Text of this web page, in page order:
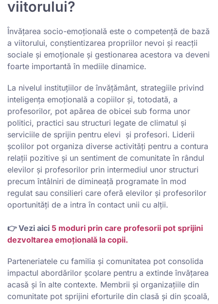
viitorului?
Învățarea socio-emoțională este o competență de bază
a viitorului, conștientizarea propriilor nevoi și reacții
sociale și emoționale și gestionarea acestora va deveni
foarte importantă în mediile dinamice.
La nivelul instituțiilor de învățământ, strategiile privind
inteligența emoțională a copiilor și, totodată, a
profesorilor, pot apărea de obicei sub forma unor
politici, practici sau structuri legate de climatul și
serviciile de sprijin pentru elevi și profesori. Liderii
școlilor pot organiza diverse activități pentru a contura
relații pozitive și un sentiment de comunitate în rândul
elevilor și profesorilor prin intermediul unor structuri
precum întâlniri de dimineață programate în mod
regulat sau consilieri care oferă elevilor și profesorilor
oportunități de a intra în contact unii cu alții.
👉Vezi aici 5 moduri prin care profesorii pot sprijini
dezvoltarea emoțională la copii.
Parteneriatele cu familia și comunitatea pot consolida
impactul abordărilor școlare pentru a extinde învățarea
acasă și în alte contexte. Membrii și organizațiile din
comunitate pot sprijini eforturile din clasă și din școală,